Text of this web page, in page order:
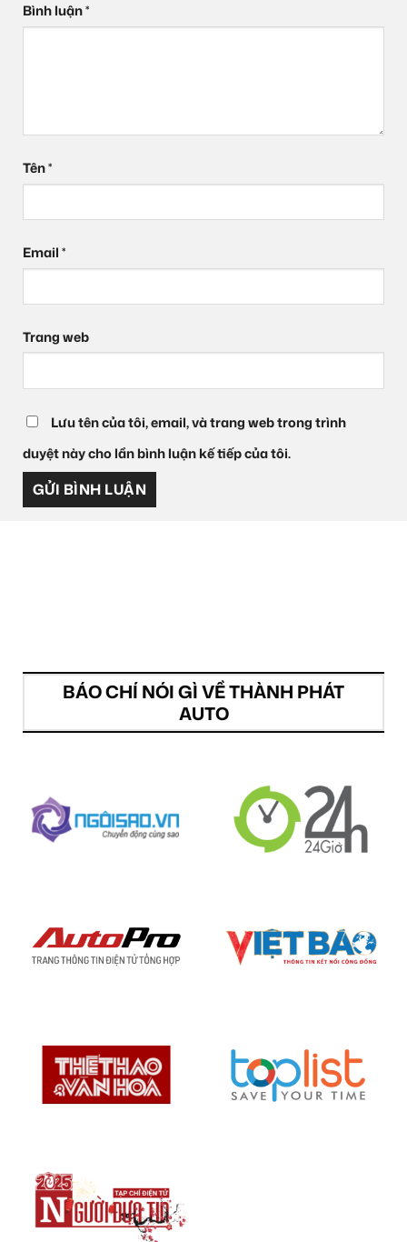
Bình luận*
Tên*
Email*
Trang web
Lưu tên của tôi, email, và trang web trong trình
duyệt này cho lần bình luận kế tiếp của tôi.
BÁO CHÍ NÓI GÌ VỀ THÀNH PHÁT
AUTO